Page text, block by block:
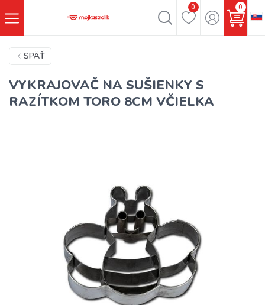
0 0
SPÄŤ
VYKRAJOVAČ NA SUŠIENKY S
RAZÍTKOM TORO 8CM VČIELKA